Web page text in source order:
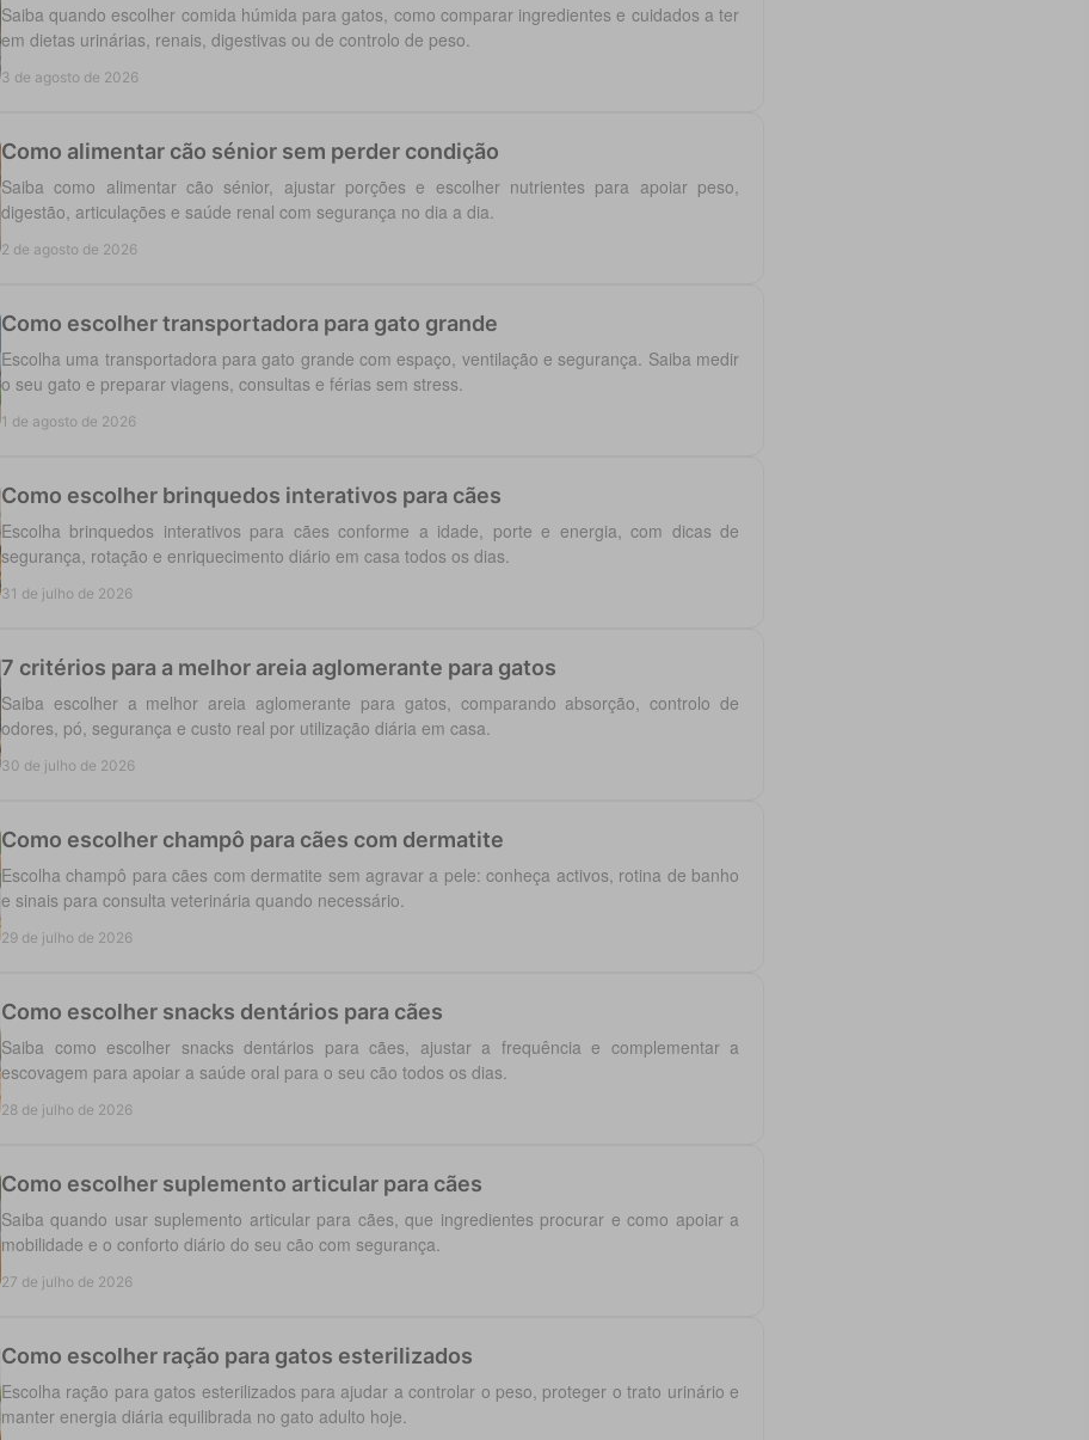
Saiba quando escolher comida húmida para gatos, como comparar ingredientes e cuidados a ter
em dietas urinárias, renais, digestivas ou de controlo de peso.
3 de agosto de 2026
Como alimentar cão sénior sem perder condição
Saiba como alimentar cão sénior, ajustar porções e escolher nutrientes para apoiar peso,
digestão, articulações e saúde renal com segurança no dia a dia.
2 de agosto de 2026
Como escolher transportadora para gato grande
Escolha uma transportadora para gato grande com espaço, ventilação e segurança. Saiba medir
o seu gato e preparar viagens, consultas e férias sem stress.
1 de agosto de 2026
Como escolher brinquedos interativos para cães
Escolha brinquedos interativos para cães conforme a idade, porte e energia, com dicas de
segurança, rotação e enriquecimento diário em casa todos os dias.
31 de julho de 2026
7 critérios para a melhor areia aglomerante para gatos
Saiba escolher a melhor areia aglomerante para gatos, comparando absorção, controlo de
odores, pó, segurança e custo real por utilização diária em casa.
30 de julho de 2026
Como escolher champô para cães com dermatite
Escolha champô para cães com dermatite sem agravar a pele: conheça activos, rotina de banho
e sinais para consulta veterinária quando necessário.
29 de julho de 2026
Como escolher snacks dentários para cães
Saiba como escolher snacks dentários para cães, ajustar a frequência e complementar a
escovagem para apoiar a saúde oral para o seu cão todos os dias.
28 de julho de 2026
Como escolher suplemento articular para cães
Saiba quando usar suplemento articular para cães, que ingredientes procurar e como apoiar a
mobilidade e o conforto diário do seu cão com segurança.
27 de julho de 2026
Como escolher ração para gatos esterilizados
Escolha ração para gatos esterilizados para ajudar a controlar o peso, proteger o trato urinário e
manter energia diária equilibrada no gato adulto hoje.